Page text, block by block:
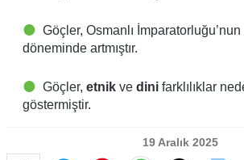
Göçler, Osmanlı İmparatorluğu’nun
döneminde artmıştır.
Göçler, etnik ve dini farklılıklar
göstermiştir.
19 Aralık 2025